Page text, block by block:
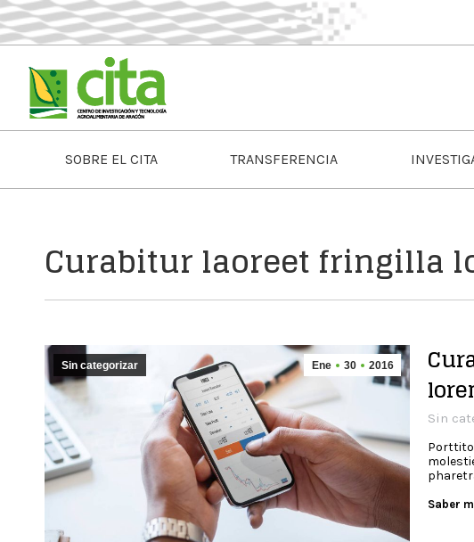
SOBRE EL CITA TRANSFERENCIA
Curabitur laoreet fringilla
Ene 30 2016
Sin categorizar
Sin
Saber